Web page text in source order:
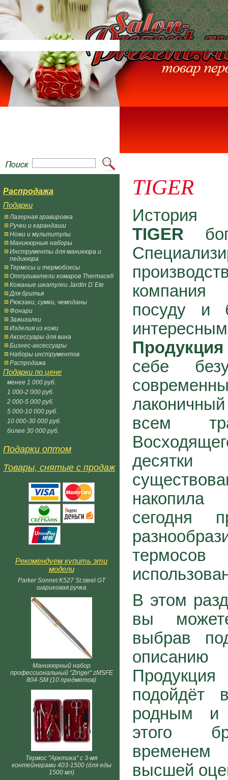
Распродажа
Подарки
Лазерная гравировка
Ручки и карандаши
Ножи и мультитулы
Маникюрные наборы
Инструменты для маникюра и
педикюра
Термосы и термобоксы
Отпугиватели комаров Thermacell
Кожаные шкатулки Jardin D`Ete
Для бритья
Рюкзаки, сумки, чемоданы
Фонари
Зажигалки
Изделия из кожи
Аксессуары для вина
Бизнес-аксессуары
Наборы инструментов
Распродажа
Подарки по цене
менее 1 000 руб.
1 000-2 000 руб.
2 000-5 000 руб.
5 000-10 000 руб.
10 000-30 000 руб.
более 30 000 руб.
Подарки оптом
Товары, снятые с продаж
Рекомендуем купить эти
модели
Parker Sonnet K527 St.steel GT
шариковая ручка
Маникюрный набор
профессиональный "Zinger" zMSFE
804-SM (10 предметов)
Термос "Арктика" с 3-мя
контейнерами 403-1500 (для еды
1500 мл)
TIGER
История
TIGER
посуду и
себе
лаконичный
всем
сегодня
В этом
вы
выбрав
подойдёт
родным и
этого
высшей